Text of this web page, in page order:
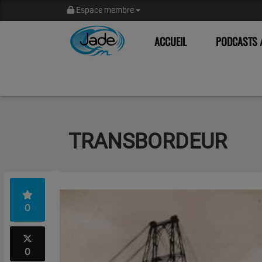
Espace membre
ACCUEIL PODCASTS
TRANSBORDEUR
0
0